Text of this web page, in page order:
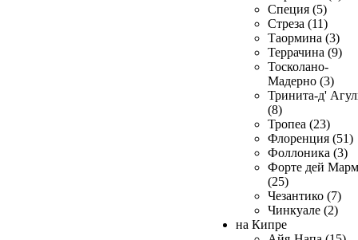
Специя (5)
Стреза (11)
Таормина (3)
Террачина (9)
Тосколано-
Мадерно (3)
Тринита-д'
(8)
Тропеа (23)
Флоренция (51)
Фоллоника (3)
Форте дей
(25)
Чезантико (7)
Чинкуале (2)
на Кипре